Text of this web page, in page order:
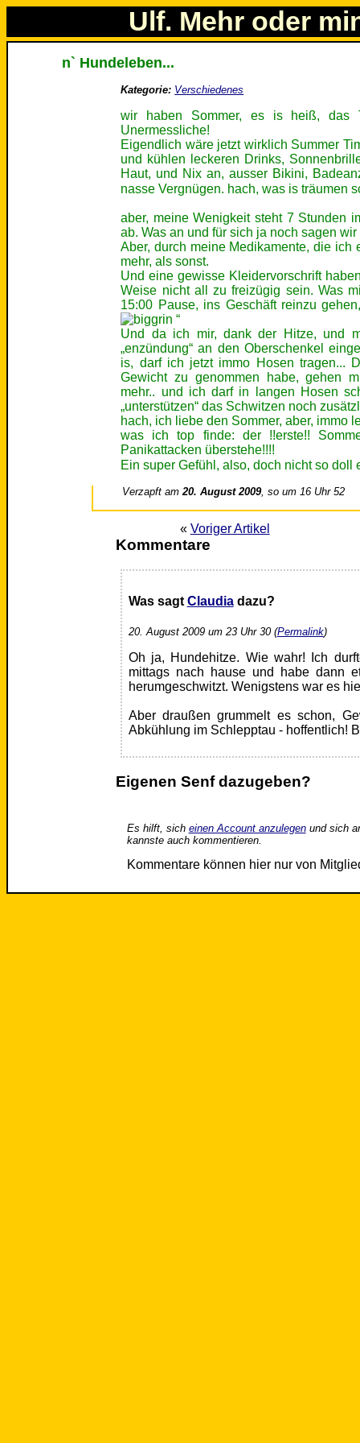
Ulf. Mehr oder
n` Hundeleben...
Kategorie: Verschiedenes
wir haben Sommer, es is heiß, das
Unermessliche!
Eigendlich wäre jetzt wirklich Summer
und kühlen leckeren Drinks,
Haut, und Nix an, ausser Bikini,
nasse Vergnügen. hach, was is träumen
aber, meine Wenigkeit steht 7 Stunden
ab. Was an und für sich ja noch sagen wir
Aber, durch meine Medikamente, die ich
mehr, als sonst.
Und eine gewisse Kleidervorschrift
Weise nicht all zu freizügig sein. Was
15:00 Pause, ins Geschäft reinzu
“
Und da ich mir, dank der Hitze, und
„enzündung“ an den Oberschenkel
is, darf ich jetzt immo Hosen tragen...
Gewicht zu genommen habe, gehen
mehr.. und ich darf in langen Hosen
„unterstützen“ das Schwitzen noch
hach, ich liebe den Sommer, aber, immo
was ich top finde: der !!erste!!
Panikattacken überstehe!!!!
Ein super Gefühl, also, doch nicht so
Verzapft am20. August 2009, so um 16 Uhr 52
« Voriger Artikel
Kommentare
Was sagt Claudiadazu?
20. August 2009 um 23 Uhr 30 (Permalink)
Oh ja, Hundehitze. Wie wahr! Ich
mittags nach hause und habe dann
herumgeschwitzt. Wenigstens war es
Aber draußen grummelt es schon,
Abkühlung im Schlepptau - hoffentlich!
Eigenen Senf dazugeben?
Es hilft, sich einen Account anzulegenund sich
kannste auch kommentieren.
Kommentare können hier nur von